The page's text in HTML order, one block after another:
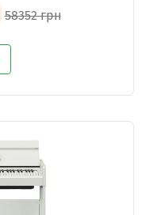
58352 грн